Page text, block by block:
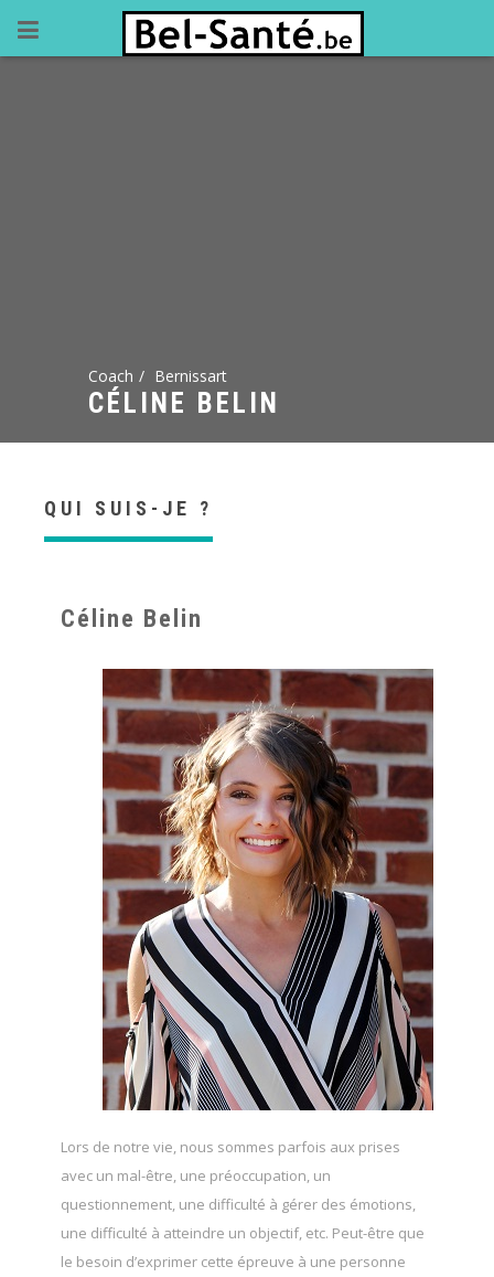
Coach Bernissart
CÉLINE BELIN
QUI SUIS-JE ?
Céline Belin
Lors de notre vie, nous sommes parfois aux prises
avec un mal-être, une préoccupation, un
questionnement, une difficulté à gérer des émotions,
une difficulté à atteindre un objectif, etc. Peut-être que
le besoin d’exprimer cette épreuve à une personne